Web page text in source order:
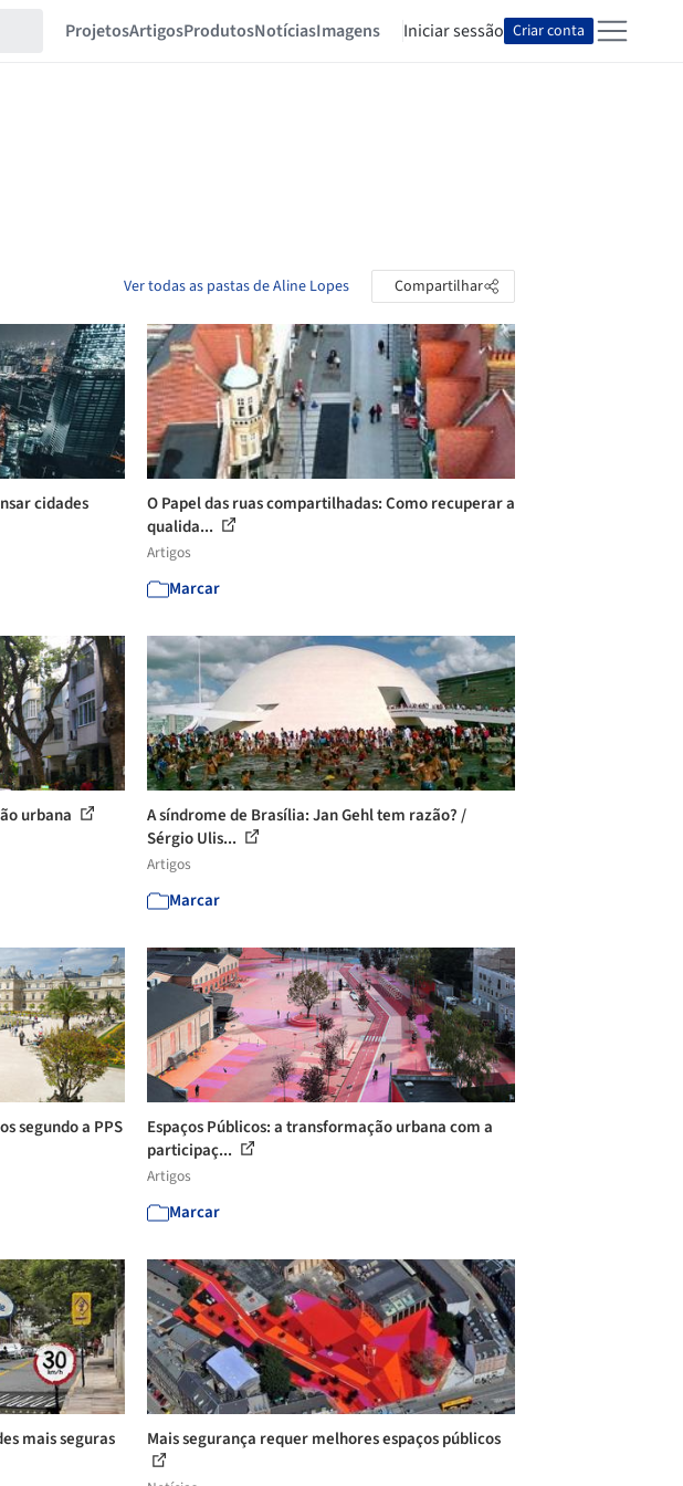
ProjetosArtigosProdutosNotíciasImagens Iniciar sessão Criar conta
Ver todas as pastas de Aline Lopes Compartilhar
cidades
O Papel das ruas compartilhadas: Como recuperar a
qualida...
Artigos
Marcar
urbana
A síndrome de Brasília: Jan Gehl tem razão? /
Sérgio Ulis...
Artigos
Marcar
segundo a PPS
Espaços Públicos: a transformação urbana com a
participaç...
Artigos
Marcar
mais seguras
Mais segurança requer melhores espaços públicos